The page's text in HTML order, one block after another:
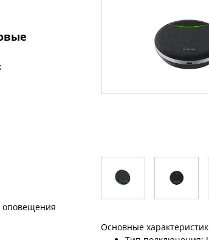
оповещения
Основные